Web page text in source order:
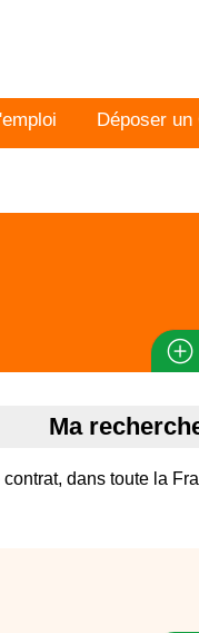
Déposer un
Ma
dans toute la